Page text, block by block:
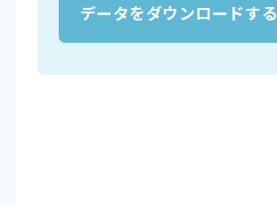
データをダウンロードする